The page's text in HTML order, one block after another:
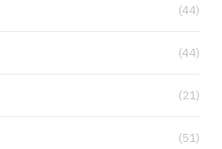
(44)
(44)
(21)
(51)